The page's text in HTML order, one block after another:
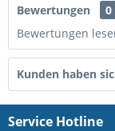
Bewertungen
0
Bewertungen
Kunden haben
Service Hotline